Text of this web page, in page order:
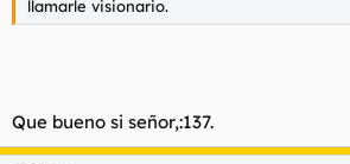
llamarle visionario.
Que bueno si señor,:137.